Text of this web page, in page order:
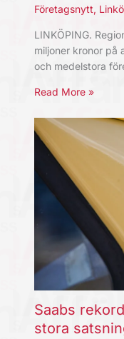
Företagsnytt,
LINKÖPING.
miljoner kronor på
och medelstora
Read More »
Saabs
stora